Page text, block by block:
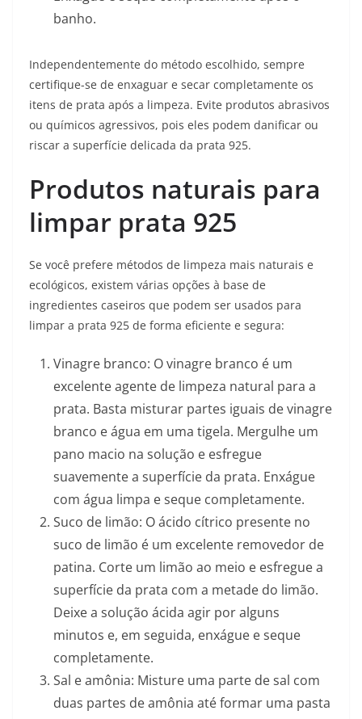
banho.
Independentemente do método escolhido, sempre
certifique-se de enxaguar e secar completamente os
itens de prata após a limpeza. Evite produtos abrasivos
ou químicos agressivos, pois eles podem danificar ou
riscar a superfície delicada da prata 925.
Produtos naturais para
limpar prata 925
Se você prefere métodos de limpeza mais naturais e
ecológicos, existem várias opções à base de
ingredientes caseiros que podem ser usados para
limpar a prata 925 de forma eficiente e segura:
Vinagre branco: O vinagre branco é um
excelente agente de limpeza natural para a
prata. Basta misturar partes iguais de vinagre
branco e água em uma tigela. Mergulhe um
pano macio na solução e esfregue
suavemente a superfície da prata. Enxágue
com água limpa e seque completamente.
Suco de limão: O ácido cítrico presente no
suco de limão é um excelente removedor de
patina. Corte um limão ao meio e esfregue a
superfície da prata com a metade do limão.
Deixe a solução ácida agir por alguns
minutos e, em seguida, enxágue e seque
completamente.
Sal e amônia: Misture uma parte de sal com
duas partes de amônia até formar uma pasta